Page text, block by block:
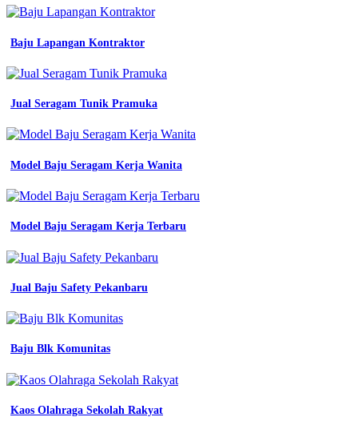
grosir
kain
seragam
batik
seragam
batik
seragam
grosir
seragam
wearpack
baju
seragam
jurusan
smk
promo
jual
seragam
werpak
terusan
smk
Baju Lapangan Kontraktor
Jual Seragam Tunik Pramuka
Model Baju Seragam Kerja Wanita
Model Baju Seragam Kerja Terbaru
Jual Baju Safety Pekanbaru
Baju Blk Komunitas
Kaos Olahraga Sekolah Rakyat